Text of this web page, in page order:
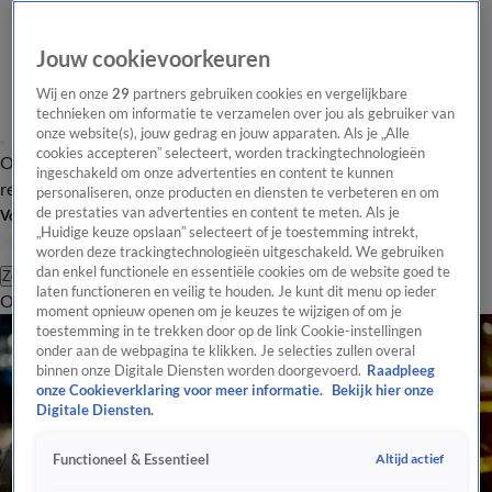
Overzicht Laatste nieuws Regionieuws Het beste van Hart
Tip de
redactie
Volg Hart van Nederland
Zoeken
OverzichtRegioUitzendingenWeerTip de redactiePanelVideo's
Jouw cookievoorkeuren
Wij en onze29 partners gebruiken cookies en vergelijkbare
technieken om informatie te verzamelen over jou als gebruiker van
onze website(s), jouw gedrag en jouw apparaten. Als je „Alle
cookies accepteren” selecteert, worden trackingtechnologieën
ingeschakeld om onze advertenties en content te kunnen
personaliseren, onze producten en diensten te verbeteren en om
de prestaties van advertenties en content te meten. Als je
„Huidige keuze opslaan” selecteert of je toestemming intrekt,
worden deze trackingtechnologieën uitgeschakeld. We gebruiken
dan enkel functionele en essentiële cookies om de website goed te
laten functioneren en veilig te houden. Je kunt dit menu op ieder
moment opnieuw openen om je keuzes te wijzigen of om je
toestemming in te trekken door op de link Cookie-instellingen
onder aan de webpagina te klikken. Je selecties zullen overal
binnen onze Digitale Diensten worden doorgevoerd. Raadpleeg
onze Cookieverklaring voor meer informatie.
Bekijk hier onze
Digitale Diensten.
Functioneel & Essentieel Altijd actief